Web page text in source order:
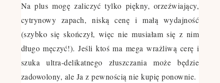
Na plus mogę zaliczyć tylko piękny, orzeźwiający,
cytrynowy zapach, niską cenę i małą wydajność
(szybko się skończył, więc nie musiałam się z nim
długo męczyć!). Jeśli ktoś ma mega wrażliwą cerę i
szuka ultra-delikatnego złuszczania może będzie
zadowolony, ale Ja z pewnością nie kupię ponownie.